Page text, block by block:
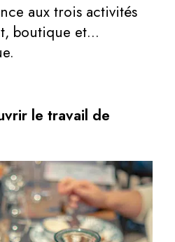
aux trois activités
boutique et…
le travail de